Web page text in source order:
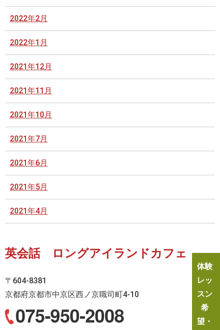
2022年2月
2022年1月
2021年12月
2021年11月
2021年10月
2021年7月
2021年6月
2021年5月
2021年4月
英会話 ロングアイランドカフェ
〒604-8381
京都府京都市中京区西ノ京職司町4-10
体験
レッ
スン
希
望・